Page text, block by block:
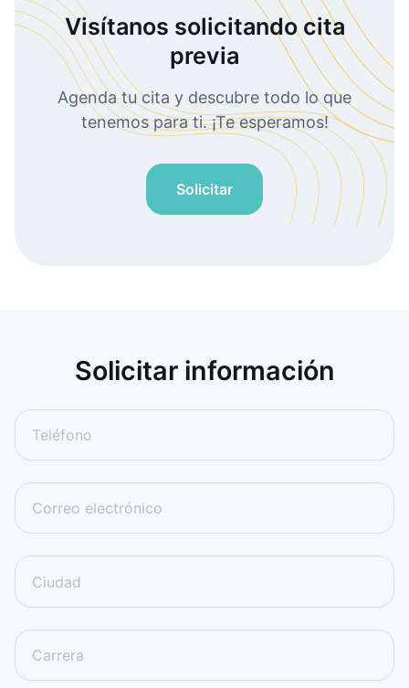
Visítanos solicitando cita
previa
Agenda tu cita y descubre todo lo que
tenemos para ti. ¡Te esperamos!
Solicitar
Solicitar información